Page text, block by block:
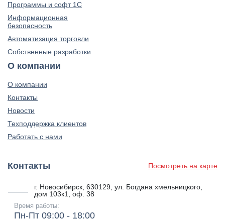
Программы и софт 1С
Информационная
безопасность
Автоматизация торговли
Собственные разработки
О компании
О компании
Контакты
Новости
Техподдержка клиентов
Работать с нами
Контакты
г. Новосибирск, 630129, ул. Богдана хмельницкого,
дом 103к1, оф. 38
Время работы:
Пн-Пт 09:00 - 18:00
Посмотреть на карте